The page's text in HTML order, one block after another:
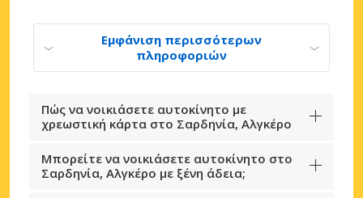
Εμφάνιση περισσότερων
πληροφοριών
Πώς να νοικιάσετε αυτοκίνητο με
χρεωστική κάρτα στο Σαρδηνία, Αλγκέρο
Μπορείτε να νοικιάσετε αυτοκίνητο στο
Σαρδηνία, Αλγκέρο με ξένη άδεια;